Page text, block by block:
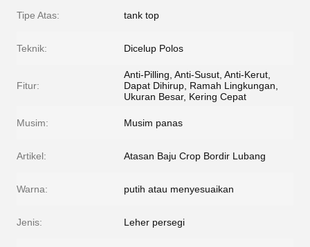
Tipe Atas: tank top
Teknik: Dicelup Polos
Fitur:
Anti-Pilling, Anti-Susut, Anti-Kerut,
Dapat Dihirup, Ramah Lingkungan,
Ukuran Besar, Kering Cepat
Musim: Musim panas
Artikel: Atasan Baju Crop Bordir Lubang
Warna: putih atau menyesuaikan
Jenis: Leher persegi